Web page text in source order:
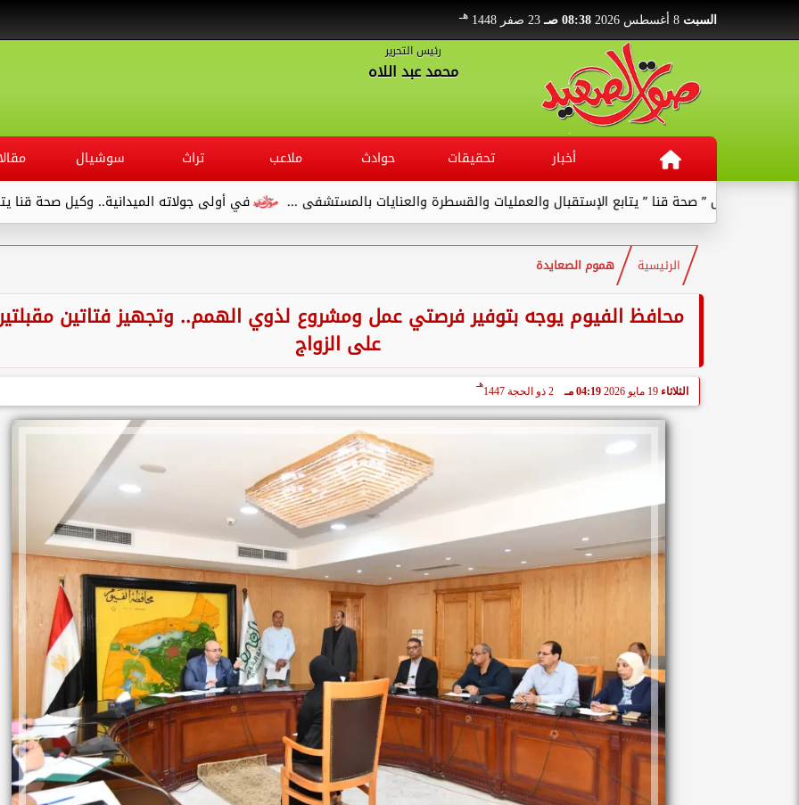
السبت 08:38 صـ 23 صفر 1448 هـ
رئيس التحرير
محمد عبد اللاه
أخبار تحقيقات حوادث ملاعب تراث سوشيال
في أولى جولاته الميدانية.. وكيل صحة قنا يتفقد مستشفى الصدر
” يتابع الإستقبال والعمليات والقسطرة والعنايات بالمستشفى ...
الرئيسية هموم الصعايدة
محافظ الفيوم يوجه بتوفير فرصتي عمل ومشروع لذوي الهمم.. وتجهيز فتاتين
على الزواج
الثلاثاء 19 مايو 2026 04:19 مـ 2 ذو الحجة 1447
هـ